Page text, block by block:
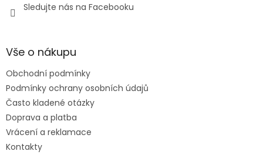
Sledujte nás na Facebooku
Vše o nákupu
Obchodní podmínky
Podmínky ochrany osobních údajů
Často kladené otázky
Doprava a platba
Vrácení a reklamace
Kontakty